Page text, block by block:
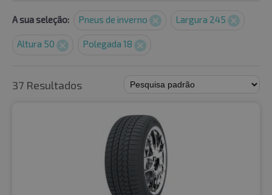
A sua seleção: Pneus de inverno Largura 245
Altura 50 Polegada 18
37 Resultados